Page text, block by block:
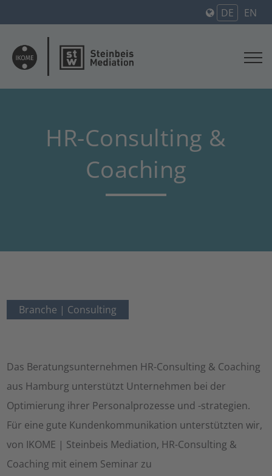
DE EN
HR-Consulting &
Coaching
Branche | Consulting
Das Beratungsunternehmen HR-Consulting & Coaching
aus Hamburg unterstützt Unternehmen bei der
Optimierung ihrer Personalprozesse und -strategien.
Für eine gute Kundenkommunikation unterstützten wir,
von IKOME | Steinbeis Mediation, HR-Consulting &
Coaching mit einem Seminar zu